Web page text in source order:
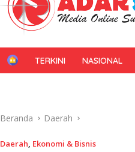
H
TERKINI NASIONAL
Beranda Daerah
Daerah Ekonomi & Bisnis